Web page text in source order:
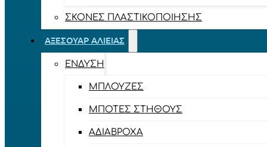
ΣΚΌΝΕΣ ΠΛΑΣΤΙΚΟΠΟΊΗΣΗΣ
ΑΞΕΣΟΥΆΡ ΑΛΙΕΊΑΣ
ΈΝΔΥΣΗ
ΜΠΛΟΎΖΕΣ
ΜΠΌΤΕΣ ΣΤΉΘΟΥΣ
ΑΔΙΆΒΡΟΧΑ